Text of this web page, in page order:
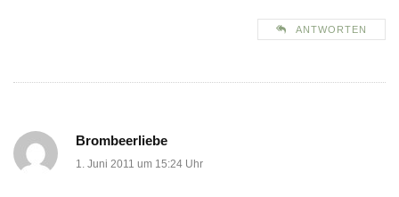
ANTWORTEN
Brombeerliebe
1. Juni 2011 um 15:24 Uhr